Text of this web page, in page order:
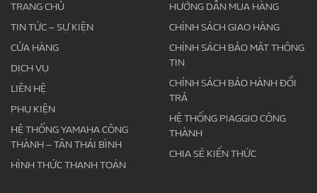
TRANG CHỦ
TIN TỨC – SỰ KIỆN
CỬA HÀNG
DỊCH VỤ
LIÊN HỆ
PHỤ KIỆN
HỆ THỐNG YAMAHA CÔNG
THÀNH – TÂN THÁI BÌNH
HÌNH THỨC THANH TOÁN
HƯỚNG DẪN MUA HÀNG
CHÍNH SÁCH GIAO HÀNG
CHÍNH SÁCH BẢO MẬT THÔNG
TIN
CHÍNH SÁCH BẢO HÀNH ĐỔI
TRẢ
HỆ THỐNG PIAGGIO CÔNG
THÀNH
CHIA SẺ KIẾN THỨC